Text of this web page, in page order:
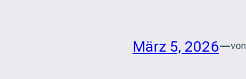
März 5, 2026—von